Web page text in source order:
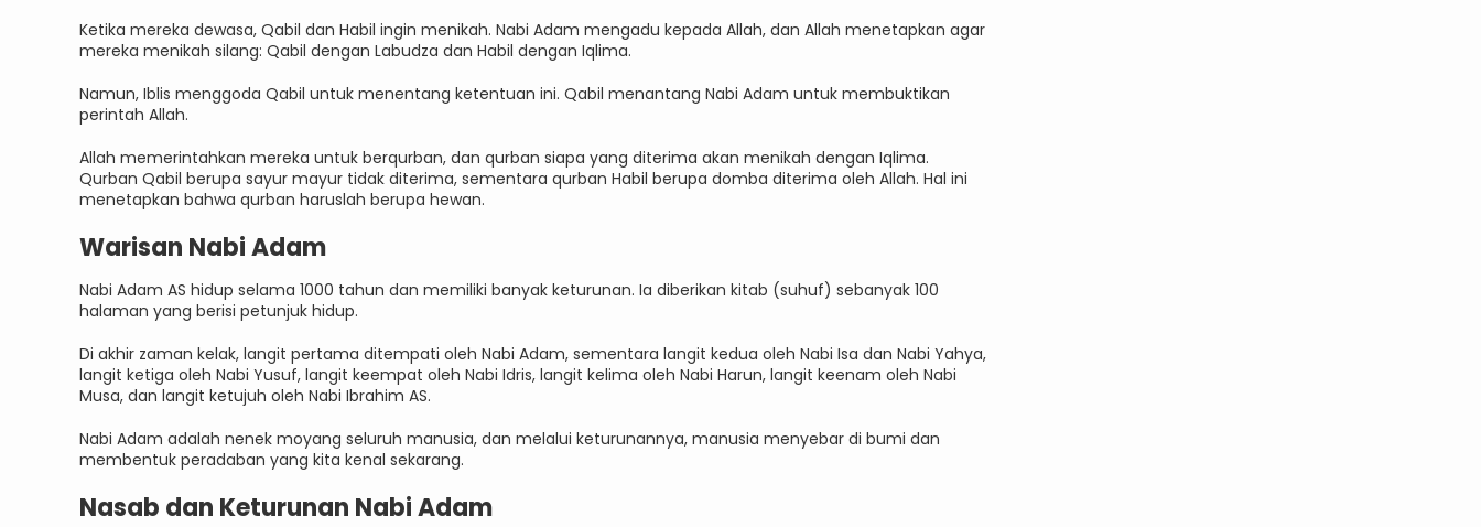
Ketika mereka dewasa, Qabil dan Habil ingin menikah. Nabi Adam mengadu kepada Allah, dan Allah menetapkan agar
mereka menikah silang: Qabil dengan Labudza dan Habil dengan Iqlima.
Namun, Iblis menggoda Qabil untuk menentang ketentuan ini. Qabil menantang Nabi Adam untuk membuktikan
perintah Allah.
Allah memerintahkan mereka untuk berqurban, dan qurban siapa yang diterima akan menikah dengan Iqlima.
Qurban Qabil berupa sayur mayur tidak diterima, sementara qurban Habil berupa domba diterima oleh Allah. Hal ini
menetapkan bahwa qurban haruslah berupa hewan.
Warisan Nabi Adam
Nabi Adam AS hidup selama 1000 tahun dan memiliki banyak keturunan. Ia diberikan kitab (suhuf) sebanyak 100
halaman yang berisi petunjuk hidup.
Di akhir zaman kelak, langit pertama ditempati oleh Nabi Adam, sementara langit kedua oleh Nabi Isa dan Nabi Yahya,
langit ketiga oleh Nabi Yusuf, langit keempat oleh Nabi Idris, langit kelima oleh Nabi Harun, langit keenam oleh Nabi
Musa, dan langit ketujuh oleh Nabi Ibrahim AS.
Nabi Adam adalah nenek moyang seluruh manusia, dan melalui keturunannya, manusia menyebar di bumi dan
membentuk peradaban yang kita kenal sekarang.
Nasab dan Keturunan Nabi Adam